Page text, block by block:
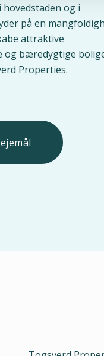
og i
på en
attraktive
og bæredygtige
Properties.